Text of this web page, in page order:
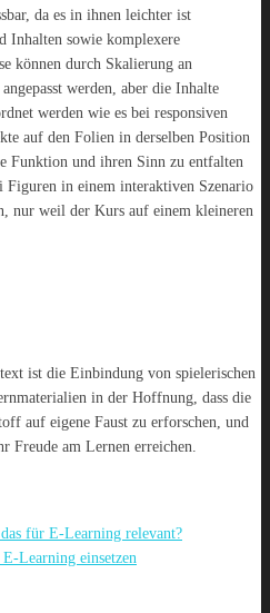
da es in ihnen leichter ist
Inhalten sowie komplexere
können durch Skalierung an
werden, aber die Inhalte
werden wie es bei responsiven
auf den Folien in derselben Position
Funktion und ihren Sinn zu entfalten
in einem interaktiven Szenario
nur weil der Kurs auf einem kleineren
ist die Einbindung von spielerischen
in der Hoffnung, dass die
auf eigene Faust zu erforschen, und
Freude am Lernen erreichen.
für E-Learning relevant?
Learning einsetzen